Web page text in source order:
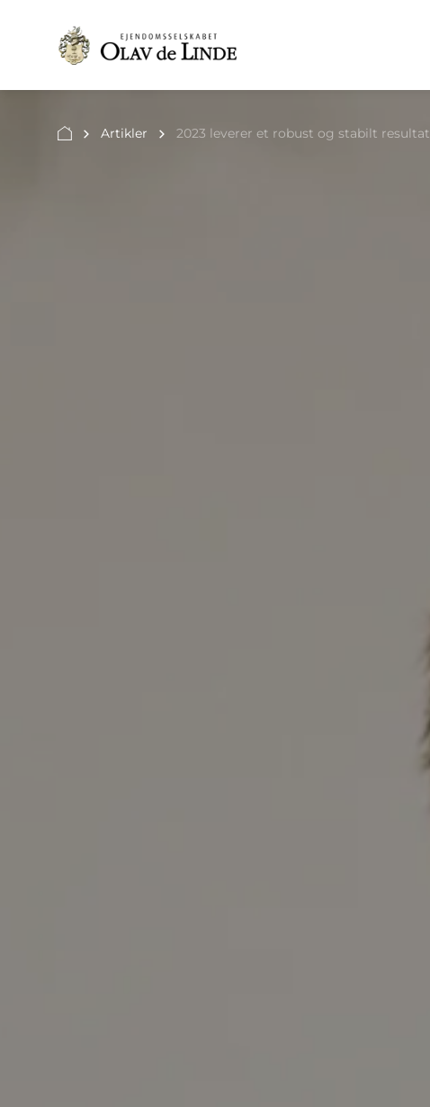
Artikler 2023 leverer et robust og stabilt resultat